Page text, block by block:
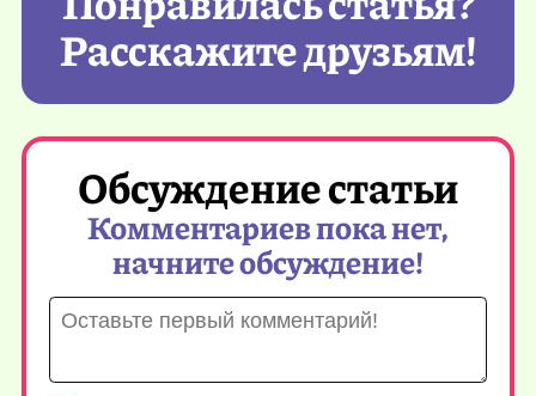
Расскажите друзьям!
Обсуждение статьи
Комментариев пока нет,
начните обсуждение!